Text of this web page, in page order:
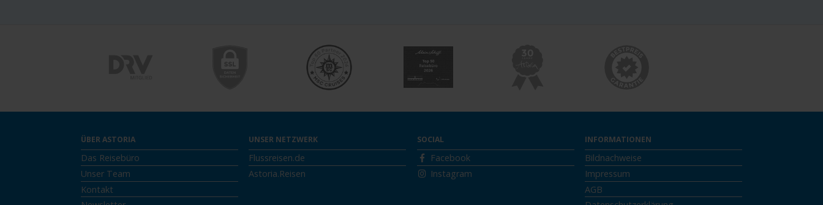
ÜBER ASTORIA
Das Reisebüro
Unser Team
Kontakt
UNSER NETZWERK
Flussreisen.de
Astoria.Reisen
SOCIAL
Facebook
Instagram
INFORMATIONEN
Bildnachweise
Impressum
AGB